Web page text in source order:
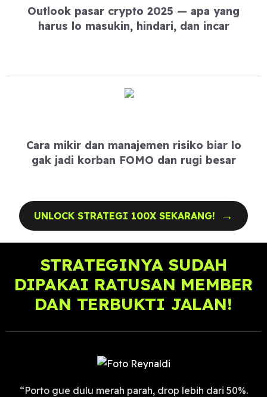
Outlook pasar crypto 2025 — apa yang
harus lo masukin, hindari, dan incar
Cara mikir dan manajemen risiko biar lo
gak jadi korban FOMO dan rugi besar
UNLOCK STRATEGI 100X SEKARANG! →
STRATEGINYA SUDAH
DIPAKAI RATUSAN MEMBER
DAN TERBUKTI JALAN!
“Porto gue dulu merah parah, drop lebih dari 50%.